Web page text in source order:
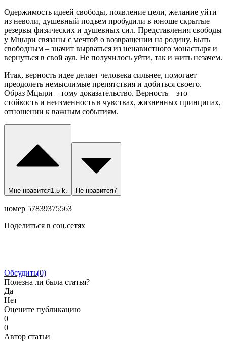
Одержимость идеей свободы, появление цели, желание уйти
из неволи, душевный подъем пробудили в юноше скрытые
резервы физических и душевных сил. Представления свободы
у Мцыри связаны с мечтой о возвращении на родину. Быть
свободным – значит вырваться из ненавистного монастыря и
вернуться в свой аул. Не получилось уйти, так и жить незачем.
Итак, верность идее делает человека сильнее, помогает
преодолеть немыслимые препятствия и добиться своего.
Образ Мцыри – тому доказательство. Верность – это
стойкость и неизменность в чувствах, жизненных принципах,
отношении к важным событиям.
Мне нравится1.5 k. Не нравится7
номер 57839375563
Поделиться в соц.сетях
Обсудить(0)
Полезна ли была статья?
Да
Нет
Оцените публикацию
0
0
Автор статьи